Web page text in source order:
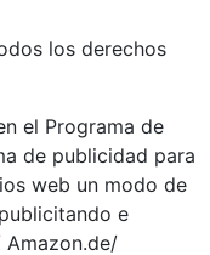
los derechos
el Programa de
de publicidad para
web un modo de
e
Amazon.de/